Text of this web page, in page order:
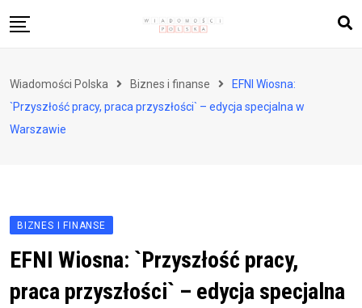
to
Zdrowie i styl życia
Polityka i społeczeństwo
Wiadomości Polska Biznes i finanse
EFNI Wiosna:
`Przyszłość pracy, praca przyszłości` – edycja specjalna w
Warszawie
BIZNES I FINANSE
EFNI Wiosna: `Przyszłość pracy,
praca przyszłości` – edycja specjalna